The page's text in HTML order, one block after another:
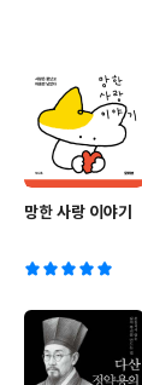
망한 사랑 이야기